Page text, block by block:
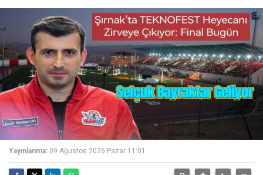
Yayınlanma: 09 Ağustos 2026 Pazar 11:01